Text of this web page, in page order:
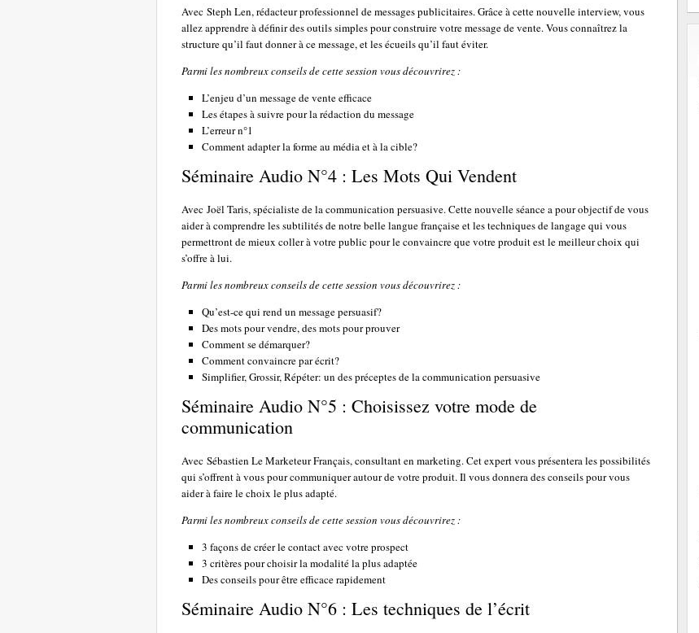
Avec Steph Len, rédacteur professionnel de messages publicitaires. Grâce à cette nouvelle interview, vous
allez apprendre à définir des outils simples pour construire votre message de vente. Vous connaîtrez la
structure qu’il faut donner à ce message, et les écueils qu’il faut éviter.
Parmi les nombreux conseils de cette session vous découvrirez :
L’enjeu d’un message de vente efficace
Les étapes à suivre pour la rédaction du message
L’erreur n°1
Comment adapter la forme au média et à la cible?
Séminaire Audio N°4 : Les Mots Qui Vendent
Avec Joël Taris, spécialiste de la communication persuasive. Cette nouvelle séance a pour objectif de vous
aider à comprendre les subtilités de notre belle langue française et les techniques de langage qui vous
permettront de mieux coller à votre public pour le convaincre que votre produit est le meilleur choix qui
s’offre à lui.
Parmi les nombreux conseils de cette session vous découvrirez :
Qu’est-ce qui rend un message persuasif?
Des mots pour vendre, des mots pour prouver
Comment se démarquer?
Comment convaincre par écrit?
Simplifier, Grossir, Répéter: un des préceptes de la communication persuasive
Séminaire Audio N°5 : Choisissez votre mode de
communication
Avec Sébastien Le Marketeur Français, consultant en marketing. Cet expert vous présentera les possibilités
qui s’offrent à vous pour communiquer autour de votre produit. Il vous donnera des conseils pour vous
aider à faire le choix le plus adapté.
Parmi les nombreux conseils de cette session vous découvrirez :
3 façons de créer le contact avec votre prospect
3 critères pour choisir la modalité la plus adaptée
Des conseils pour être efficace rapidement
Séminaire Audio N°6 : Les techniques de l’écrit